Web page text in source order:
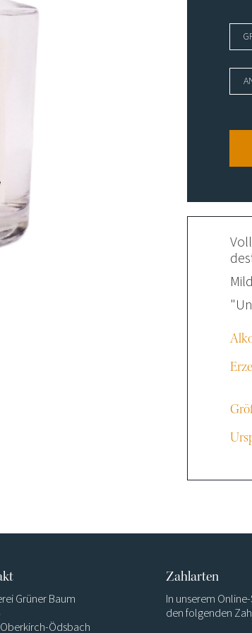
Angebote
Grüner Baum
Ödsbach
Zahlarten
In unserem
den folgenden